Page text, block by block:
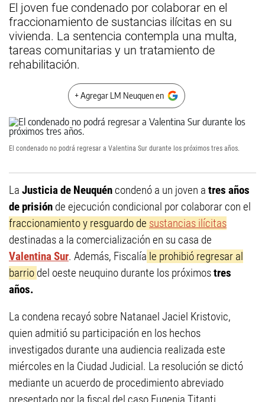
El joven fue condenado por colaborar en el
fraccionamiento de sustancias ilícitas en su
vivienda. La sentencia contempla una multa,
tareas comunitarias y un tratamiento de
rehabilitación.
+ Agregar LM Neuquen en
El condenado no podrá regresar a Valentina Sur durante los próximos tres años.
La Justicia de Neuquén condenó a un joven a tres años
de prisión de ejecución condicional por colaborar con el
fraccionamiento y resguardo de sustancias ilícitas
destinadas a la comercialización en su casa de
Valentina Sur. Además, Fiscalía le prohibió regresar al
barrio del oeste neuquino durante los próximostres
años.
La condena recayó sobre Natanael Jaciel Kristovic,
quien admitió su participación en los hechos
investigados durante una audiencia realizada este
miércoles en la Ciudad Judicial. La resolución se dictó
mediante un acuerdo de procedimiento abreviado